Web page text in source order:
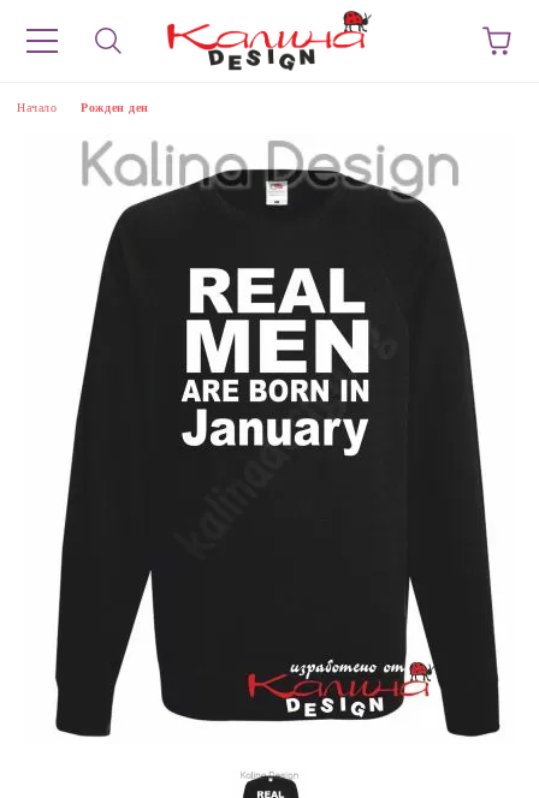
Начало Рожден ден